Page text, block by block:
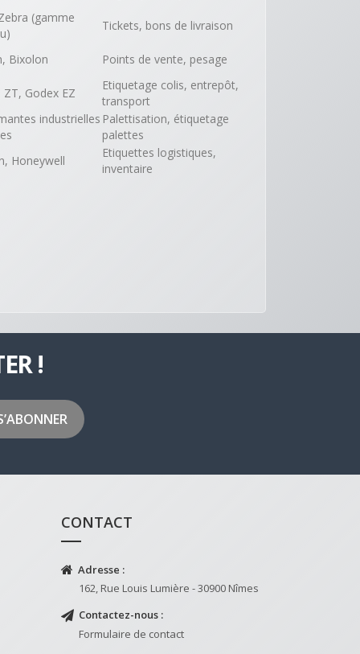
(gamme
Tickets, bons de livraison
Bixolon Points de vente, pesage
ZT, Godex EZ
Etiquetage colis, entrepôt,
transport
industrielles Palettisation, étiquetage
palettes
Honeywell
Etiquettes logistiques,
inventaire
!
CONTACT
Adresse :
162, Rue Louis Lumière - 30900 Nîmes
Contactez-nous :
Formulaire de contact